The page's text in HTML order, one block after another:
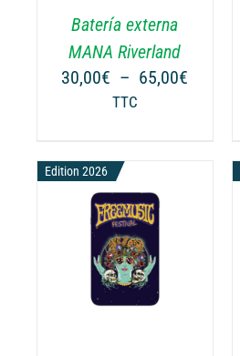
Batería externa
MANA Riverland
30,00€ – 65,00€
TTC
LES
OPTIONS
PEUVENT
ÊTRE
CHOISIES
LA
PAGE
DU
PRODUIT
Edition 2026
CHOIX DES OPTIONS
CE
PRODUIT
A
/ DÉTAILS